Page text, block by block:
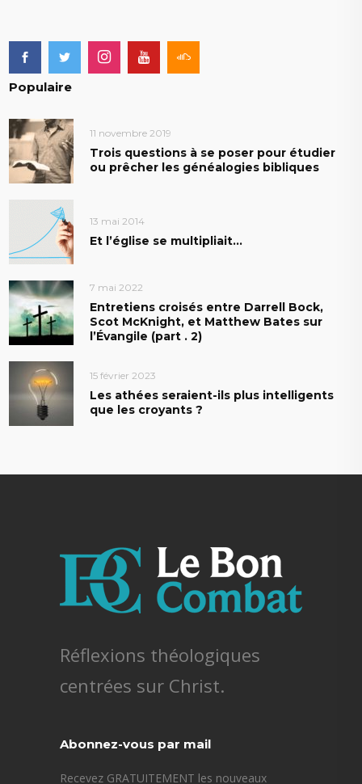
Populaire
11 novembre 2019
Trois questions à se poser pour étudier
ou prêcher les généalogies bibliques
13 mai 2014
Et l’église se multipliait…
7 mai 2022
Entretiens croisés entre Darrell Bock,
Scot McKnight, et Matthew Bates sur
l’Évangile (part . 2)
15 février 2023
Les athées seraient-ils plus intelligents
que les croyants ?
Réflexions théologiques
centrées sur Christ.
Abonnez-vous par mail
Recevez GRATUITEMENT les nouveaux